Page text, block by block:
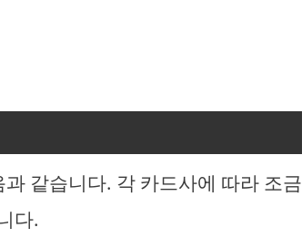
같습니다. 각 카드사에 따라 조금
다.